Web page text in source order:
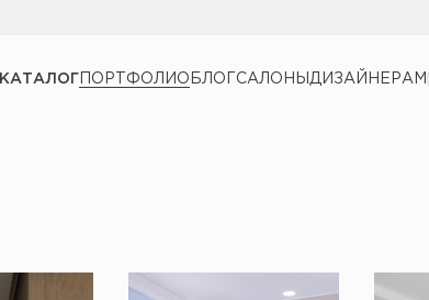
КАТАЛОГ ПОРТФОЛИО БЛОГСАЛОНЫ ДИЗАЙНЕРАМ